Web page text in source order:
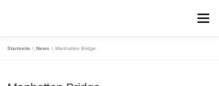
Menü
ÜBER MICH
Startseite »News »Manhatten Bridge